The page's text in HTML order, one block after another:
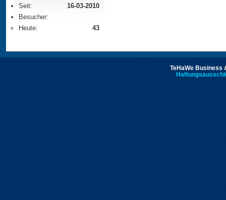
Seit:
16-03-2010
Besucher:
Heute:
43
TeHaWe Business